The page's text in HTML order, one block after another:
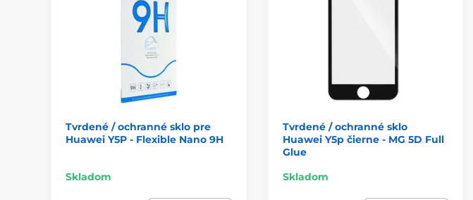
Tvrdené / ochranné sklo pre
Huawei Y5P - Flexible Nano 9H
Skladom
Tvrdené / ochranné sklo
Huawei Y5p čierne - MG 5D Full
Glue
Skladom